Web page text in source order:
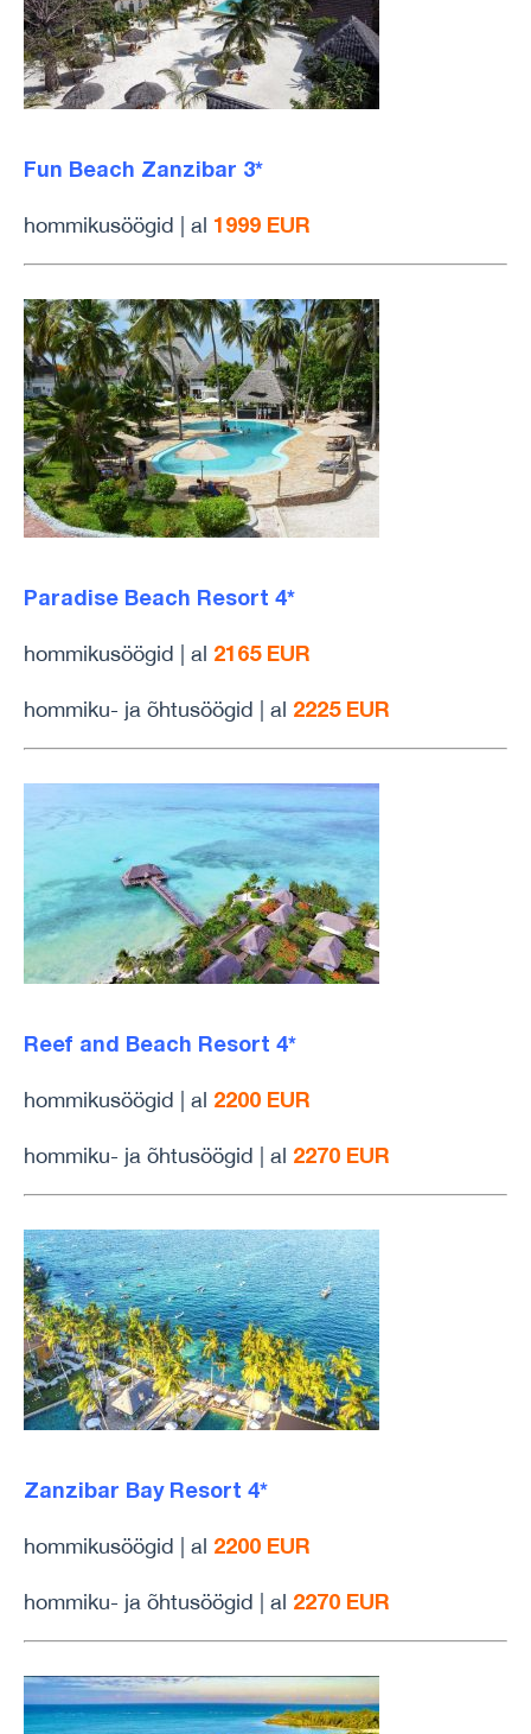
Fun Beach Zanzibar 3*
hommikusöögid | al 1999 EUR
Paradise Beach Resort 4*
hommikusöögid | al 2165 EUR
hommiku- ja õhtusöögid | al 2225 EUR
Reef and Beach Resort 4*
hommikusöögid | al 2200 EUR
hommiku- ja õhtusöögid | al 2270 EUR
Zanzibar Bay Resort 4*
hommikusöögid | al 2200 EUR
hommiku- ja õhtusöögid | al 2270 EUR